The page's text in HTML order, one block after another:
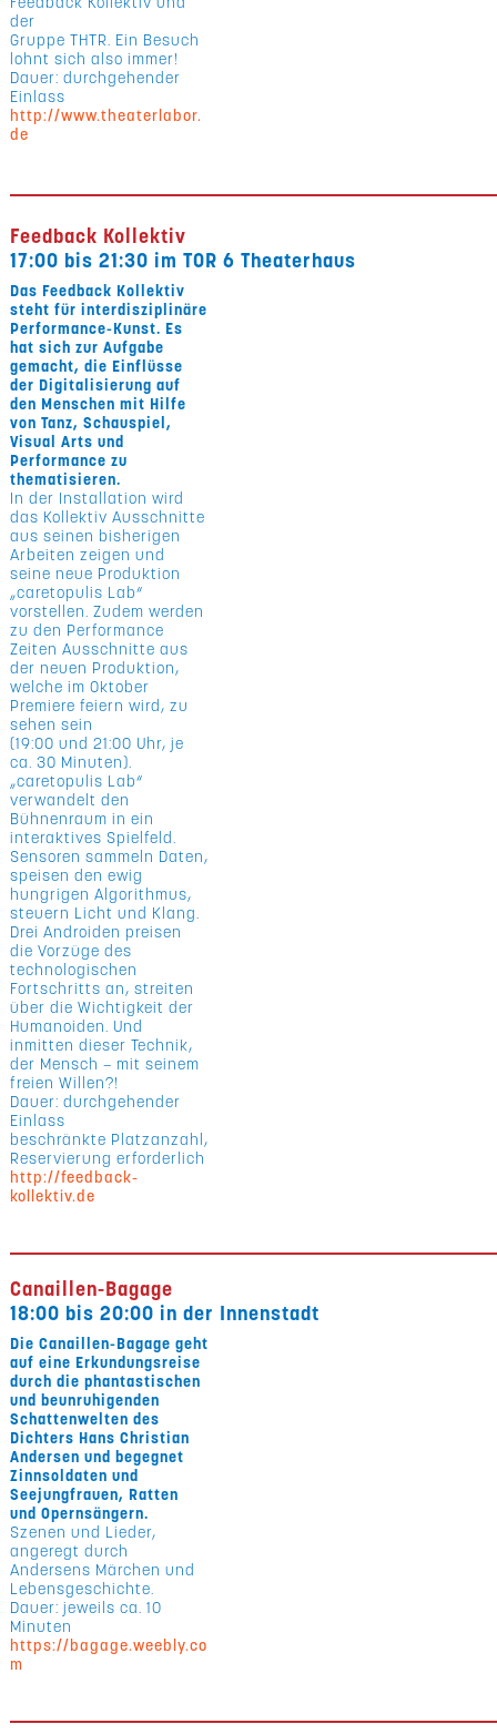
der
Gruppe THTR. Ein Besuch
lohnt sich also immer!
Dauer: durchgehender
Einlass
http://www.theaterlabor.
de
Feedback Kollektiv
17:00 bis 21:30 im TOR 6 Theaterhaus
Das Feedback Kollektiv
steht für interdisziplinäre
Performance-Kunst. Es
hat sich zur Aufgabe
gemacht, die Einflüsse
der Digitalisierung auf
den Menschen mit Hilfe
von Tanz, Schauspiel,
Visual Arts und
Performance zu
thematisieren.
In der Installation wird
das Kollektiv Ausschnitte
aus seinen bisherigen
Arbeiten zeigen und
seine neue Produktion
„caretopulis Lab“
vorstellen. Zudem werden
zu den Performance
Zeiten Ausschnitte aus
der neuen Produktion,
welche im Oktober
Premiere feiern wird, zu
sehen sein
(19:00 und 21:00 Uhr, je
ca. 30 Minuten).
„caretopulis Lab“
verwandelt den
Bühnenraum in ein
interaktives Spielfeld.
Sensoren sammeln Daten,
speisen den ewig
hungrigen Algorithmus,
steuern Licht und Klang.
Drei Androiden preisen
die Vorzüge des
technologischen
Fortschritts an, streiten
über die Wichtigkeit der
Humanoiden. Und
inmitten dieser Technik,
der Mensch – mit seinem
freien Willen?!
Dauer: durchgehender
Einlass
beschränkte Platzanzahl,
Reservierung erforderlich
http://feedback-
kollektiv.de
Canaillen-Bagage
18:00 bis 20:00 in der Innenstadt
Die Canaillen-Bagage geht
auf eine Erkundungsreise
durch die phantastischen
und beunruhigenden
Schattenwelten des
Dichters Hans Christian
Andersen und begegnet
Zinnsoldaten und
Seejungfrauen, Ratten
und Opernsängern.
Szenen und Lieder,
angeregt durch
Andersens Märchen und
Lebensgeschichte.
Dauer: jeweils ca. 10
Minuten
https://bagage.weebly.co
m